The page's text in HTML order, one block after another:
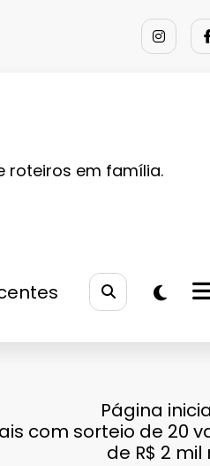
roteiros em família.
Página
com sorteio de 20
de R$ 2 mil